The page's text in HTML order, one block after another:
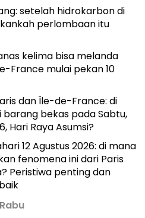
setelah hidrokarbon di
perlombaan itu
kelima bisa melanda
France mulai pekan 10
dan Île-de-France: di
bekas pada Sabtu,
Hari Raya Asumsi?
12 Agustus 2026: di mana
fenomena ini dari Paris
Peristiwa penting dan
Rabu